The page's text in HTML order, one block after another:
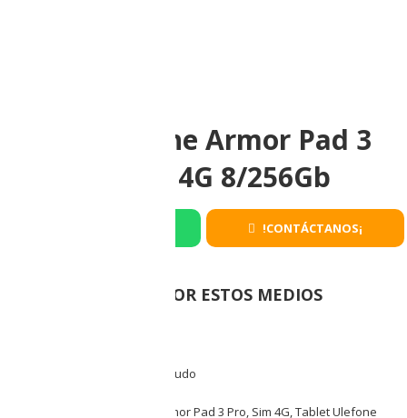
Tablet Ulefone Armor Pad 3
Pro Dual Sim 4G 8/256Gb
!CONTÁCTANOS¡
COMPRA POR ESTOS MEDIOS
Tablet Uso Rudo
Armor Pad 3 Pro, Sim 4G,Tablet Ulefone